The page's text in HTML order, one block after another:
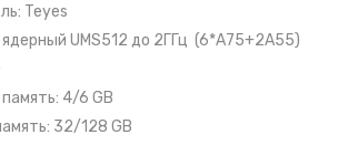
Teyes
UMS512 до 2ГГц (6*A75+2А55)
4/6 GB
32/128 GB